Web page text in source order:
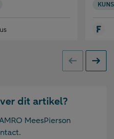
Vorige
dit artikel?
MeesPierson